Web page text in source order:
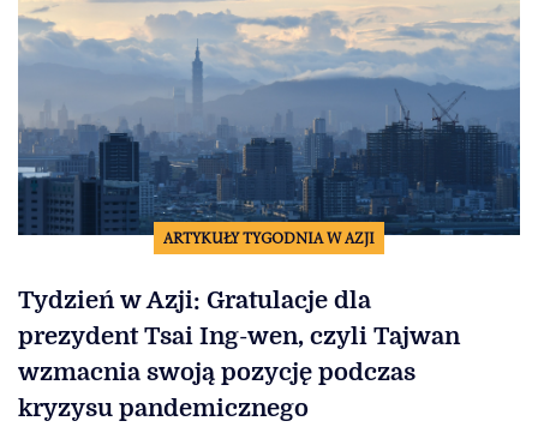
ARTYKUŁY TYGODNIA W AZJI
Tydzień w Azji: Gratulacje dla
prezydent Tsai Ing-wen, czyli Tajwan
wzmacnia swoją pozycję podczas
kryzysu pandemicznego